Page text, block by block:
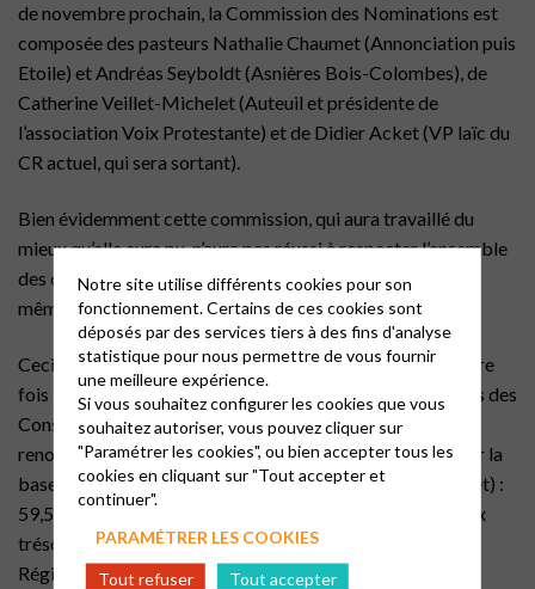
de novembre prochain, la Commission des Nominations est
composée des pasteurs Nathalie Chaumet (Annonciation puis
Etoile) et Andréas Seyboldt (Asnières Bois-Colombes), de
Catherine Veillet-Michelet (Auteuil et présidente de
l’association Voix Protestante) et de Didier Acket (VP laïc du
CR actuel, qui sera sortant).
Bien évidemment cette commission, qui aura travaillé du
mieux qu’elle aura pu, n’aura pas réussi à respecter l’ensemble
des critères présentés ci-dessus, qui ressemblent quand
même à la quadrature du cercle !!
Ceci d’autant plus que nous avons en 2024 pour la première
fois l’impact de la limitation à trois mandats des membres des
Conseils Presbytéraux. Cela se traduit par un très fort
renouvellement des membres, avec à titre d’exemples (sur la
base des 61 EL ayant communiqué les éléments à mi-juillet) :
59,5% de nouveaux Présidents de CP ; 43,5% de nouveaux
trésoriers de CP ; 57% de nouveaux délégués au Synode
Régional.
Notre site utilise différents cookies pour son
fonctionnement. Certains de ces cookies sont
déposés par des services tiers à des fins d'analyse
statistique pour nous permettre de vous fournir
une meilleure expérience.
Si vous souhaitez configurer les cookies que vous
souhaitez autoriser, vous pouvez cliquer sur
"Paramétrer les cookies", ou bien accepter tous les
cookies en cliquant sur "Tout accepter et
continuer".
PARAMÉTRER LES COOKIES
Tout refuser
Tout accepter